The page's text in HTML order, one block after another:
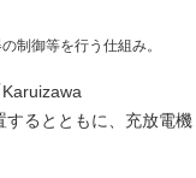
制御等を行う仕組み。
るとともに、充放電機